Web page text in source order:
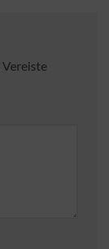
Vereiste